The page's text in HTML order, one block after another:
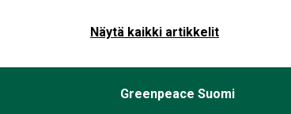
Näytä kaikki artikkelit
Greenpeace Suomi